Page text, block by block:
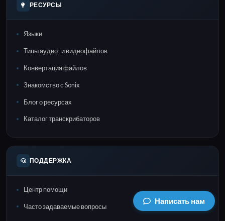
РЕСУРСЫ
Языки
Типы аудио- и видеофайлов
Конвертация файлов
Знакомство с Sonix
Блог о ресурсах
Каталог транскрибаторов
ПОДДЕРЖКА
Центр помощи
Часто задаваемые вопросы
Написать нам